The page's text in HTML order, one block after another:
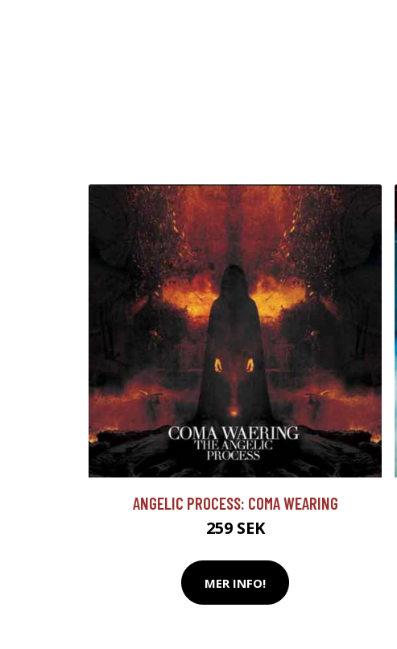
ANGELIC PROCESS: COMA WEARING
259 SEK
MER INFO!